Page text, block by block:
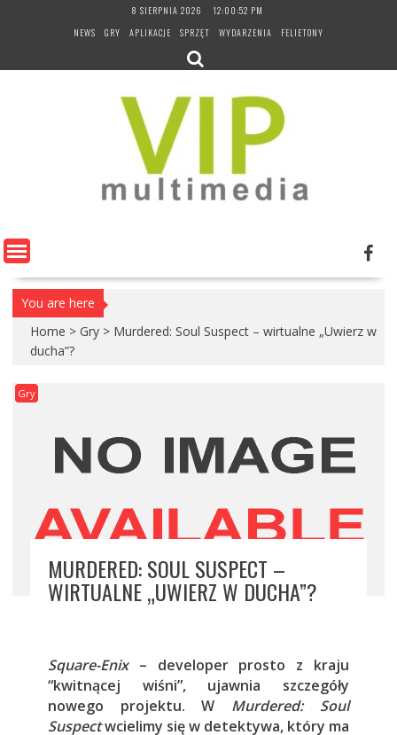
8 SIERPNIA 2026
12:00:53 PM
NEWS
GRY APLIKACJE SPRZĘT WYDARZENIA FELIETONY
You are here
Home > Gry > Murdered: Soul Suspect – wirtualne „Uwierz w
ducha”?
Gry
MURDERED: SOUL SUSPECT –
WIRTUALNE „UWIERZ W DUCHA”?
Square-Enix– developer prosto z kraju
“kwitnącej wiśni”, ujawnia szczegóły
nowego projektu. W Murdered: Soul
Suspectwcielimy się w detektywa, który ma